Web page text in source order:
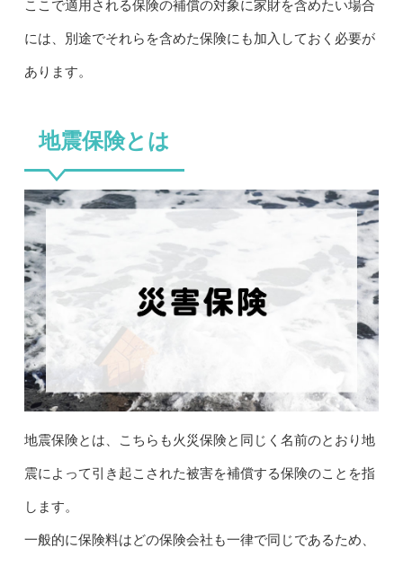
ここで適用される保険の補償の対象に家財を含めたい場合
には、別途でそれらを含めた保険にも加入しておく必要が
あります。
地震保険とは
地震保険とは、こちらも火災保険と同じく名前のとおり地
震によって引き起こされた被害を補償する保険のことを指
します。
一般的に保険料はどの保険会社も一律で同じであるため、